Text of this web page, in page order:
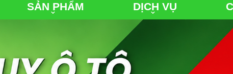
SẢN PHẨM DỊCH VỤ